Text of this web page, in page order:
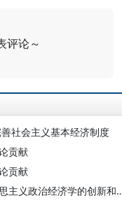
评论～
社会主义基本经济制度
贡献
贡献
顾钰民：联系时代和实践新因